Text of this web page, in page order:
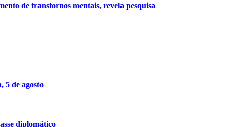
de transtornos mentais, revela pesquisa
5 de agosto
diplomático